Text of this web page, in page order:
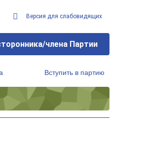
Версия для слабовидящих
члена Партии
Вступить в партию